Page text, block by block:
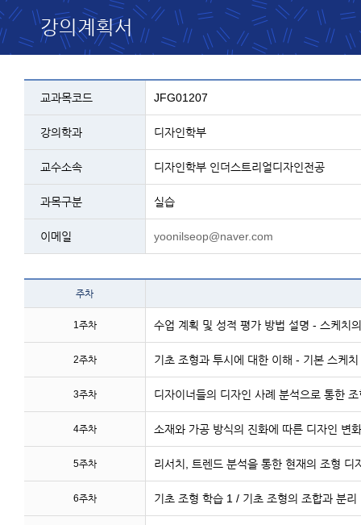
강의계획서
교과목코드 JFG01207
강의학과 디자인학부
교수소속 디자인학부 인더스트리얼디자인전공
과목구분 실습
이메일 yoonilseop@naver.com
주차
1주차 수업 계획 및 성적 평가 방법 설명 - 스케치
2주차 기초 조형과 투시에 대한 이해 - 기본 스케
3주차 디자이너들의 디자인 사례 분석으로 통한
4주차 소재와 가공 방식의 진화에 따른 디자인 변
5주차 리서치, 트렌드 분석을 통한 현재의 조형 디
6주차 기초 조형 학습 1 / 기초 조형의 조합과 분리